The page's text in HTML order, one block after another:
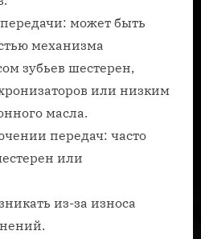
может быть
механизма
зубьев шестерен,
или низким
масла.
передач: часто
или
из-за износа